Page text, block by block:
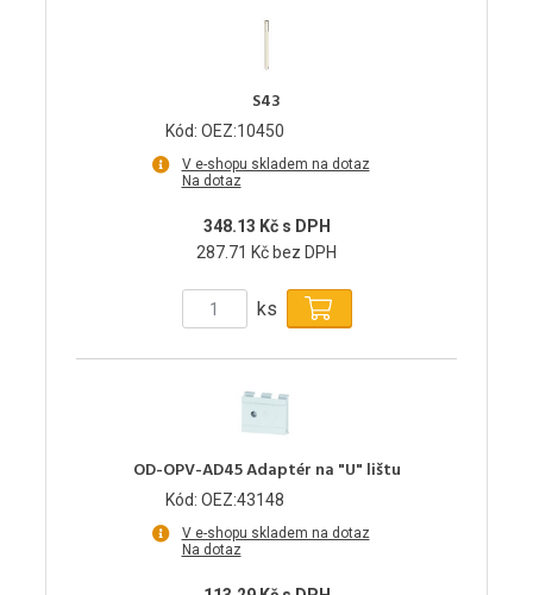
S43
Kód: OEZ:10450
V e-shopu skladem na dotaz
Na dotaz
348.13 Kč s DPH
287.71 Kč bez DPH
ks
OD-OPV-AD45 Adaptér na "U" lištu
Kód: OEZ:43148
V e-shopu skladem na dotaz
Na dotaz